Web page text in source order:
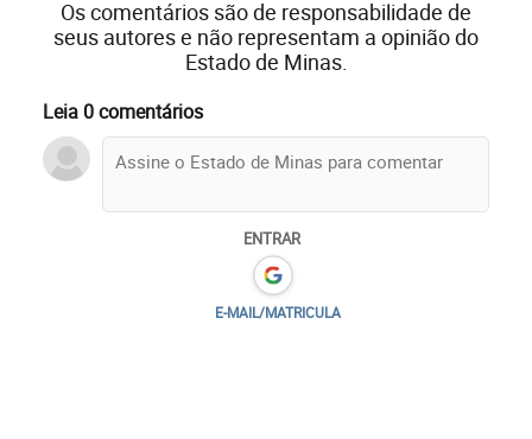
Os comentários são de responsabilidade de
seus autores e não representam a opinião do
Estado de Minas.
Leia 0 comentários
ENTRAR
E-MAIL/MATRICULA